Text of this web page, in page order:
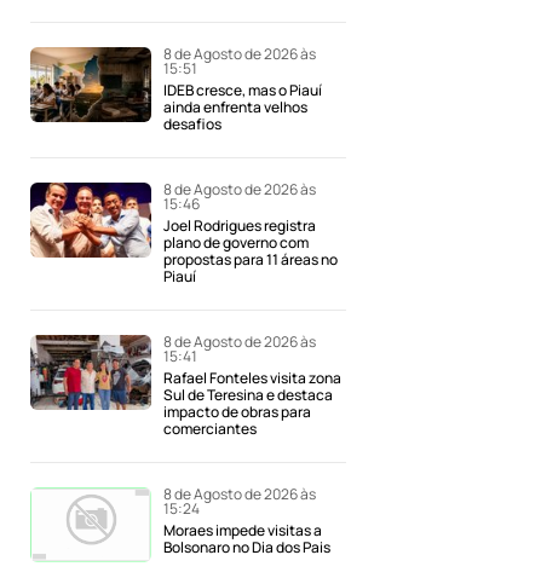
8 de Agosto de 2026 às
15:51
IDEB cresce, mas o Piauí
ainda enfrenta velhos
desafios
8 de Agosto de 2026 às
15:46
Joel Rodrigues registra
plano de governo com
propostas para 11 áreas no
Piauí
8 de Agosto de 2026 às
15:41
Rafael Fonteles visita zona
Sul de Teresina e destaca
impacto de obras para
comerciantes
8 de Agosto de 2026 às
15:24
Moraes impede visitas a
Bolsonaro no Dia dos Pais